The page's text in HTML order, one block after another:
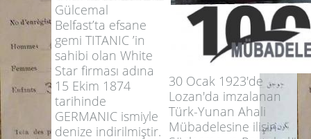
Gülcemal
Belfast’ta efsane
gemi TITANIC ’in
sahibi olan White
Star firması adına
15 Ekim 1874
tarihinde
GERMANIC ismiyle
denize indirilmiştir.
30 Ocak 1923'de
Lozan'da imzalanan
Türk-Yunan Ahali
Mübadelesine ilişin